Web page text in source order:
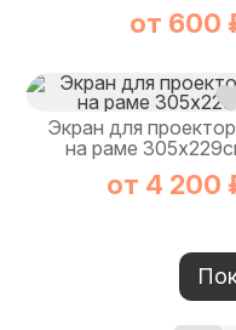
от 600
Экран для
на раме
от 4 200